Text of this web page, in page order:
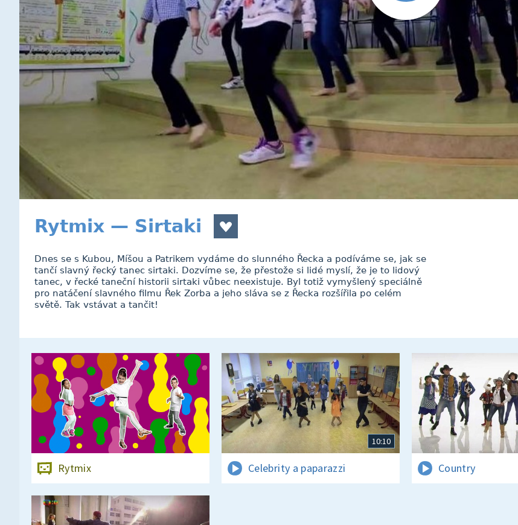
Rytmix — Sirtaki
Dnes se s Kubou, Míšou a Patrikem vydáme do slunného Řecka a podíváme se, jak se
tančí slavný řecký tanec sirtaki. Dozvíme se, že přestože si lidé myslí, že je to lidový
tanec, v řecké taneční historii sirtaki vůbec neexistuje. Byl totiž vymyšlený speciálně
pro natáčení slavného filmu Řek Zorba a jeho sláva se z Řecka rozšířila po celém
světě. Tak vstávat a tančit!
Rytmix
10:10
Celebrity a paparazzi Country